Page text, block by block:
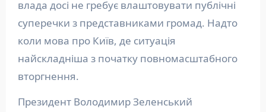
влада досі не гребує влаштовувати публічні
суперечки з представниками громад. Надто
коли мова про Київ, де ситуація
найскладніша з початку повномасштабного
вторгнення.
Президент Володимир Зеленський